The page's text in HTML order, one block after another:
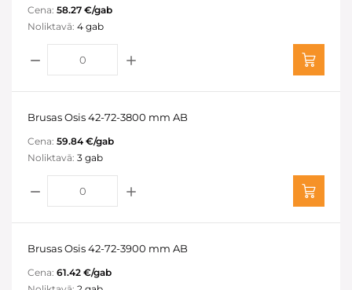
Cena: 58.27 €/gab
Noliktavā: 4 gab
Brusas Osis 42-72-3800 mm AB
Cena: 59.84 €/gab
Noliktavā: 3 gab
Brusas Osis 42-72-3900 mm AB
Cena: 61.42 €/gab